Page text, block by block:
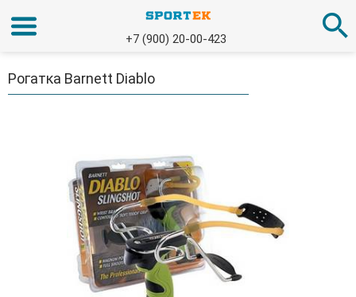
+7 (900) 20-00-423
Рогатка Barnett Diablo